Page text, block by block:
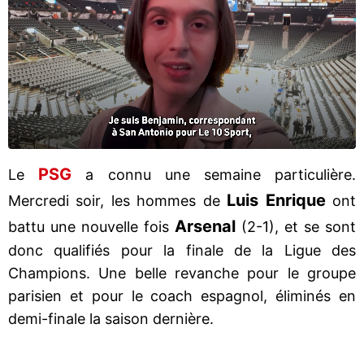
Le PSG
a connu une semaine particulière.
Mercredi soir, les hommes de Luis Enriqueont
battu une nouvelle fois Arsenal (2-1), et se sont
donc qualifiés pour la finale de la Ligue des
Champions. Une belle revanche pour le groupe
parisien et pour le coach espagnol, éliminés en
demi-finale la saison dernière.